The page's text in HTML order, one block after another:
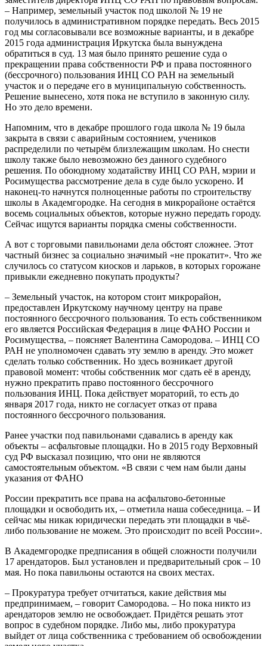
– Например, земельный участок под школой № 19 не
получилось в административном порядке передать. Весь 2015
год мы согласовывали все возможные варианты, и в декабре
2015 года администрация Иркут­ска была вынуждена
обратиться в суд. 13 мая было принято решение суда о
прекращении права собственности РФ и права постоянного
(бессрочного) пользования ИНЦ СО РАН на земельный
участок и о передаче его в муниципальную собственность.
Решение вынесено, хотя пока не вступило в законную силу.
Но это дело времени.
Напомним, что в декабре прошлого года школа № 19 была
закрыта в связи с аварийным состоянием, учеников
распределили по четырём близлежащим школам. Но снести
школу также было невозможно без данного судебного
решения. По обоюдному ходатайству ИНЦ СО РАН, мэрии и
Росимущества рассмотрение дела в суде было ускорено. И
наконец-то начнутся полноценные работы по строительству
школы в Академгородке. На сегодня в микрорайоне остаётся
восемь социальных объектов, которые нужно передать городу.
Сейчас ищутся варианты порядка смены собственности.
А вот с торговыми павильонами дела обстоят сложнее. Этот
частный бизнес за социально значимый «не прокатит». Что же
случилось со статусом киосков и ларьков, в которых горожане
привыкли ежедневно покупать продукты?
– Земельный участок, на котором стоит микрорайон,
предоставлен Иркутскому научному центру на праве
постоянного бессрочного пользования. То есть собственником
его является Российская Федерация в лице ФАНО России и
Рос­имущества, – поясняет Валентина Самородова. – ИНЦ СО
РАН не уполномочен сдавать эту землю в аренду. Это может
сделать только собственник. Но здесь возникает другой
правовой момент: чтобы собственник мог сдать её в аренду,
нужно прекратить право постоянного бессрочного
пользования ИНЦ. Пока действует мораторий, то есть до
января 2017 года, никто не согласует отказ от права
постоянного бессрочного пользования.
Ранее участки под павильонами сдавались в аренду как
объекты – асфальтовые площадки. Но в 2015 году Верховный
суд РФ высказал позицию, что они не являются
самостоятельным объектом. «В связи с чем нам были даны
указания от ФАНО
России прекратить все права на асфальтово-бетонные
площадки и освободить их, – отметила наша собеседница. – И
сейчас мы никак юридически передать эти площадки в чьё-
либо пользование не можем. Это происходит по всей России».
В Академгородке предписания в общей сложности получили
17 арендаторов. Был установлен и предварительный срок – 10
мая. Но пока павильоны остаются на своих местах.
– Прокуратура требует отчитаться, какие действия мы
предпринимаем, – говорит Самородова. – Но пока никто из
арендаторов землю не освобождает. Придётся решать этот
вопрос в судебном порядке. Либо мы, либо прокуратура
выйдет от лица собственника с требованием об освобождении